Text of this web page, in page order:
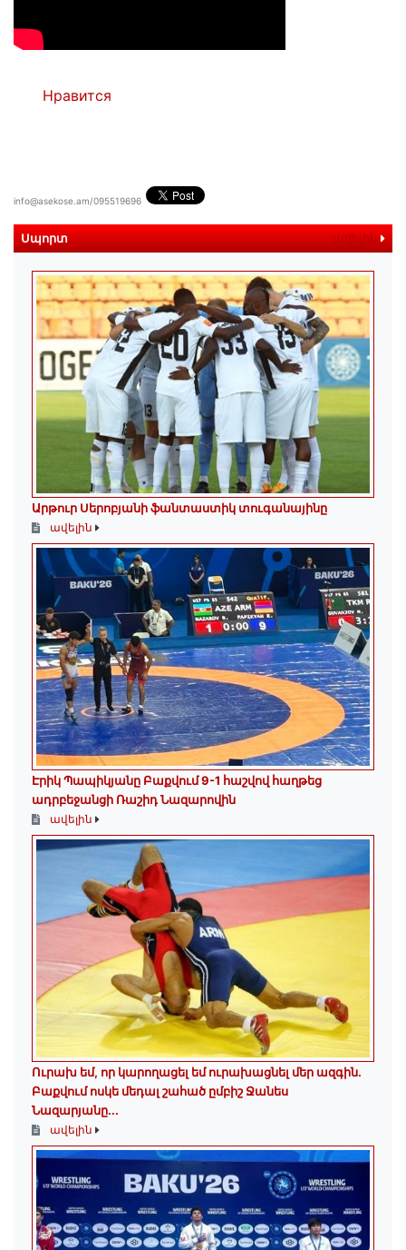
Нравится
info@asekose.am/095519696
Սպորտ ավելին
Արթուր Սերոբյանի ֆանտաստիկ տուգանայինը
ավելին
Էրիկ Պապիկյանը Բաքվում 9-1 հաշվով հաղթեց
ադրբեջանցի Ռաշիդ Նազարովին
ավելին
Ուրախ եմ, որ կարողացել եմ ուրախացնել մեր ազգին.
Բաքվում ոսկե մեդալ շահած ըմբիշ Ջանես
Նազարյանը...
ավելին